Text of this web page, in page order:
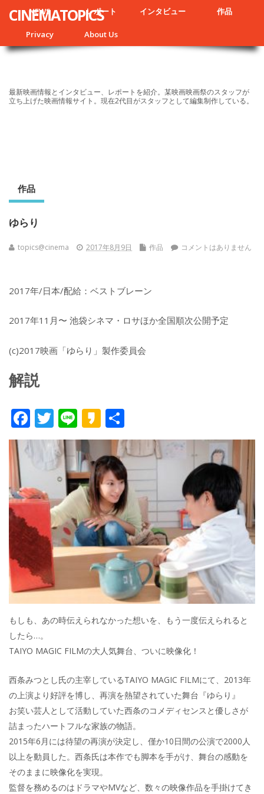
NEWS レポート インタビュー 作品
Privacy About Us
CINEMATOPICS
最新映画情報とインタビュー、レポートを紹介。某映画映画祭のスタッフが
立ち上げた映画情報サイト。現在2代目がスタッフとして編集制作している。
作品
ゆらり
topics@cinema 2017年8月9日 作品 コメントはありません
2017年/日本/配給：ベストブレーン
2017年11月〜 池袋シネマ・ロサほか全国順次公開予定
︎(c)2017映画「ゆらり」製作委員会
解説
F
ac
e
o
o
k
T
w
itt
er
Li
n
e
K
a
k
a
o
有
もしも、あの時伝えられなかった想いを、もう一度伝えられると
したら…。
TAIYO MAGIC FILMの大人気舞台、ついに映像化！
西条みつとし氏の主宰しているTAIYO MAGIC FILMにて、2013年
の上演より好評を博し、再演を熱望されていた舞台『ゆらり』
お笑い芸人として活動していた西条のコメディセンスと優しさが
詰まったハートフルな家族の物語。
2015年6月には待望の再演が決定し、僅か10日間の公演で2000人
以上を動員した。西条氏は本作でも脚本を手がけ、舞台の感動を
そのままに映像化を実現。
監督を務めるのはドラマやMVなど、数々の映像作品を手掛けてき